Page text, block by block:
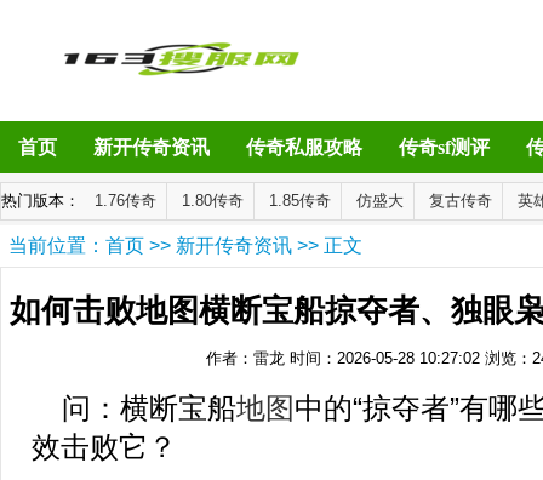
首页 新开传奇资讯 传奇私服攻略 传奇sf测评
热门版本： 1.76传奇 1.80传奇 1.85传奇 仿盛大 复古传奇 英
当前位置： 首页 >> 新开传奇资讯 >> 正文
如何击败地图横断宝船掠夺者、独眼
生肖如何提升鞭尸爆率和倍
作者：雷龙 时间：2026-05-28 10:27:02 浏览：
问：横断宝船地图中的“掠夺者”有哪
效击败它？